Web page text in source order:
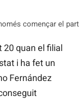
començar el
20 quan el filial
i ha fet un
Fernández